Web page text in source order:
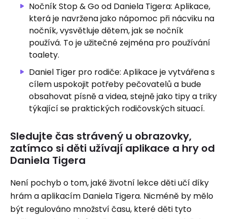
Nočník Stop & Go od Daniela Tigera: Aplikace,
která je navržena jako nápomoc při nácviku na
nočník, vysvětluje dětem, jak se nočník
používá. To je užitečné zejména pro používání
toalety.
Daniel Tiger pro rodiče: Aplikace je vytvářena s
cílem uspokojit potřeby pečovatelů a bude
obsahovat písně a videa, stejně jako tipy a triky
týkající se praktických rodičovských situací.
Sledujte čas strávený u obrazovky,
zatímco si děti užívají aplikace a hry od
Daniela Tigera
Není pochyb o tom, jaké životní lekce děti učí díky
hrám a aplikacím Daniela Tigera. Nicméně by mělo
být regulováno množství času, které děti tyto